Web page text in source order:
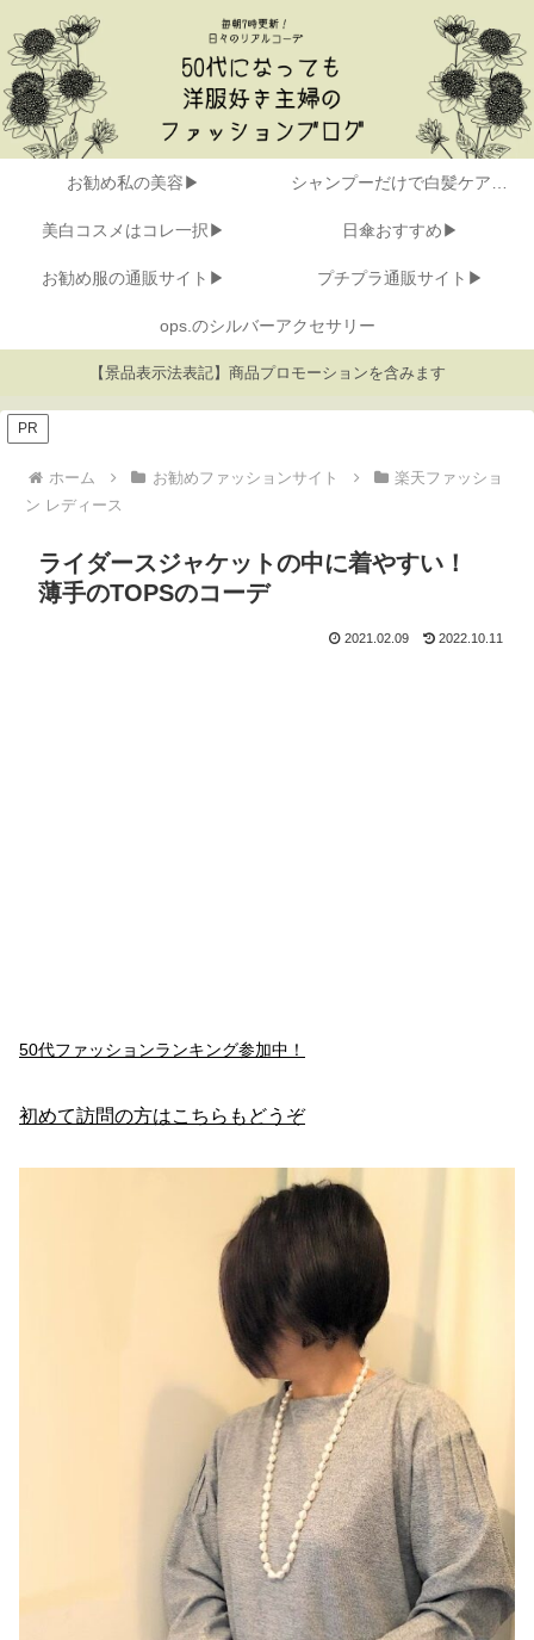
お勧め私の美容▶ シャンプーだけで白髪ケア▶
美白コスメはコレ一択▶ 日傘おすすめ▶
お勧め服の通販サイト▶ プチプラ通販サイト▶
ops.のシルバーアクセサリー
【景品表示法表記】商品プロモーションを含みます
PR
ホーム お勧めファッションサイト
楽天ファッショ
ン レディース
ライダースジャケットの中に着やすい！
薄手のTOPSのコーデ
2021.02.09 2022.10.11
50代ファッションランキング参加中！
初めて訪問の方はこちらもどうぞ